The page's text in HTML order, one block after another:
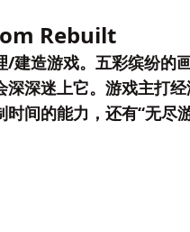
Rebuilt
建造游戏。五彩缤纷的
深深迷上它。游戏主打
间的能力，还有“无尽